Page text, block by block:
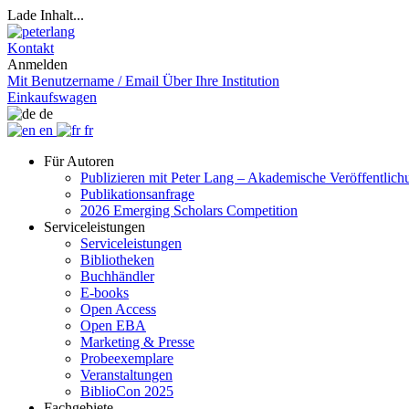
Lade Inhalt...
Kontakt
Anmelden
Mit Benutzername / Email Über Ihre Institution
Einkaufswagen
de
en
fr
Für Autoren
Publizieren mit Peter Lang – Akademische
Publikationsanfrage
2026 Emerging Scholars Competition
Serviceleistungen
Serviceleistungen
Bibliotheken
Buchhändler
E-books
Open Access
Open EBA
Marketing & Presse
Probeexemplare
Veranstaltungen
BiblioCon 2025